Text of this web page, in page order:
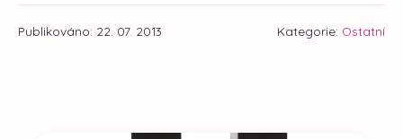
Publikováno: 22. 07. 2013 Kategorie: Ostatní